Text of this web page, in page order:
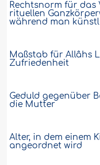
Rechtsnorm für das
rituellen
während man
Maßstab für Allâhs
Zufriedenheit
Geduld gegenüber
die Mutter
Alter, in dem einem
angeordnet wird